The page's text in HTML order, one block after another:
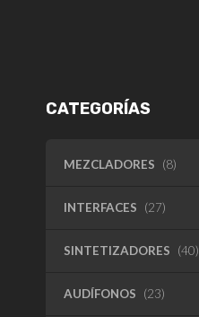
CATEGORÍAS
MEZCLADORES (8)
INTERFACES (27)
SINTETIZADORES (40)
AUDÍFONOS (23)